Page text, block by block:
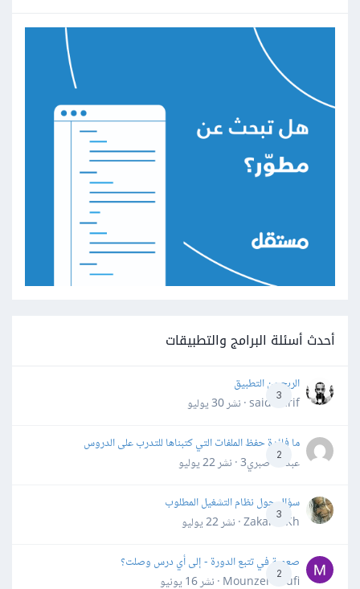
أحدث أسئلة البرامج والتطبيقات
3
الربح من التطبيق
said darif · نشر
30 يوليو
2
ما فائدة حفظ الملفات التي كتبناها للتدرب على الدروس
عبدالله صبري3 · نشر
22 يوليو
3
سؤال حول نظام التشغيل المطلوب
Zakaria Kh · نشر
22 يوليو
2
صعوبة في تتبع الدورة - إلى أي درس وصلت؟
Mounzer Soufi · نشر
16 يونيو